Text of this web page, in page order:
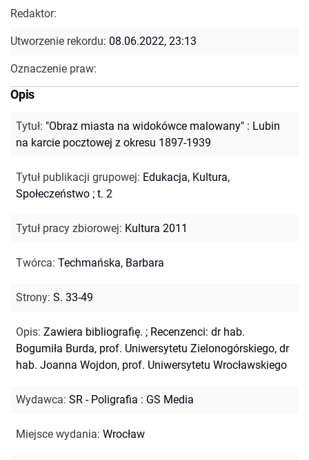
Redaktor:
Utworzenie rekordu: 08.06.2022, 23:13
Oznaczenie praw:
Opis
Tytuł: "Obraz miasta na widokówce malowany" : Lubin
na karcie pocztowej z okresu 1897-1939
Tytuł publikacji grupowej: Edukacja, Kultura,
Społeczeństwo ; t. 2
Tytuł pracy zbiorowej: Kultura 2011
Twórca: Techmańska, Barbara
Strony: S. 33-49
Opis: Zawiera bibliografię. ; Recenzenci: dr hab.
Bogumiła Burda, prof. Uniwersytetu Zielonogórskiego, dr
hab. Joanna Wojdon, prof. Uniwersytetu Wrocławskiego
Wydawca: SR - Poligrafia : GS Media
Miejsce wydania: Wrocław